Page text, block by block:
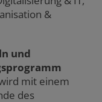
&
und
mit einem
des